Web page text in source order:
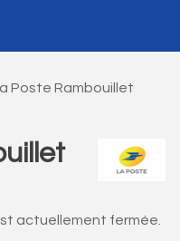
Poste Rambouillet
actuellement fermée.